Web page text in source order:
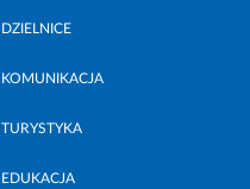
DZIELNICE
KOMUNIKACJA
TURYSTYKA
EDUKACJA